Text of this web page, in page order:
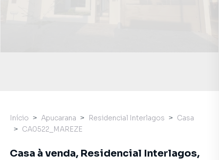
Início Apucarana Residencial Interlagos
Casa
CA0522_MAREZE
Casa à venda, Residencial Interlagos,